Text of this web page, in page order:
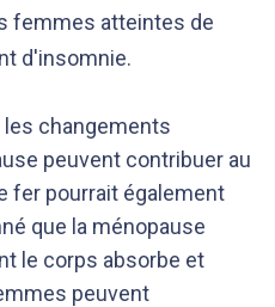
femmes atteintes de
d'insomnie.
changements
peuvent contribuer au
fer pourrait également
que la ménopause
le corps absorbe et
peuvent